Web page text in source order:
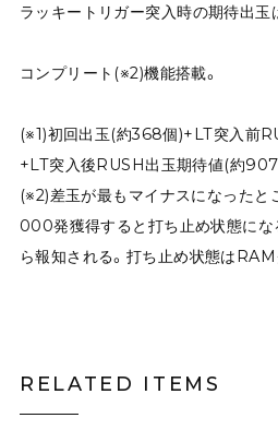
ラッキートリガー突入時の期待出玉
コンプリート(※2)機能搭載。
(※1)初回出玉(約368個)+LT突入前
+LT突入後RUSH出玉期待値(約
(※2)差玉が最もマイナスになったと
000発獲得すると打ち止め状態にな
ら報知される。打ち止め状態はRAM
RELATED ITEMS